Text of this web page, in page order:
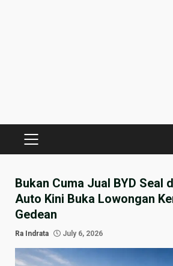
PRIMARY
Bukan Cuma Jual BYD Seal
Auto Kini Buka Lowongan
Gedean
Ra Indrata July 6, 2026